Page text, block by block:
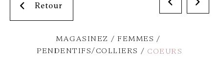
Retour
MAGASINEZ
FEMMES
PENDENTIFS/COLLIERS
COEURS